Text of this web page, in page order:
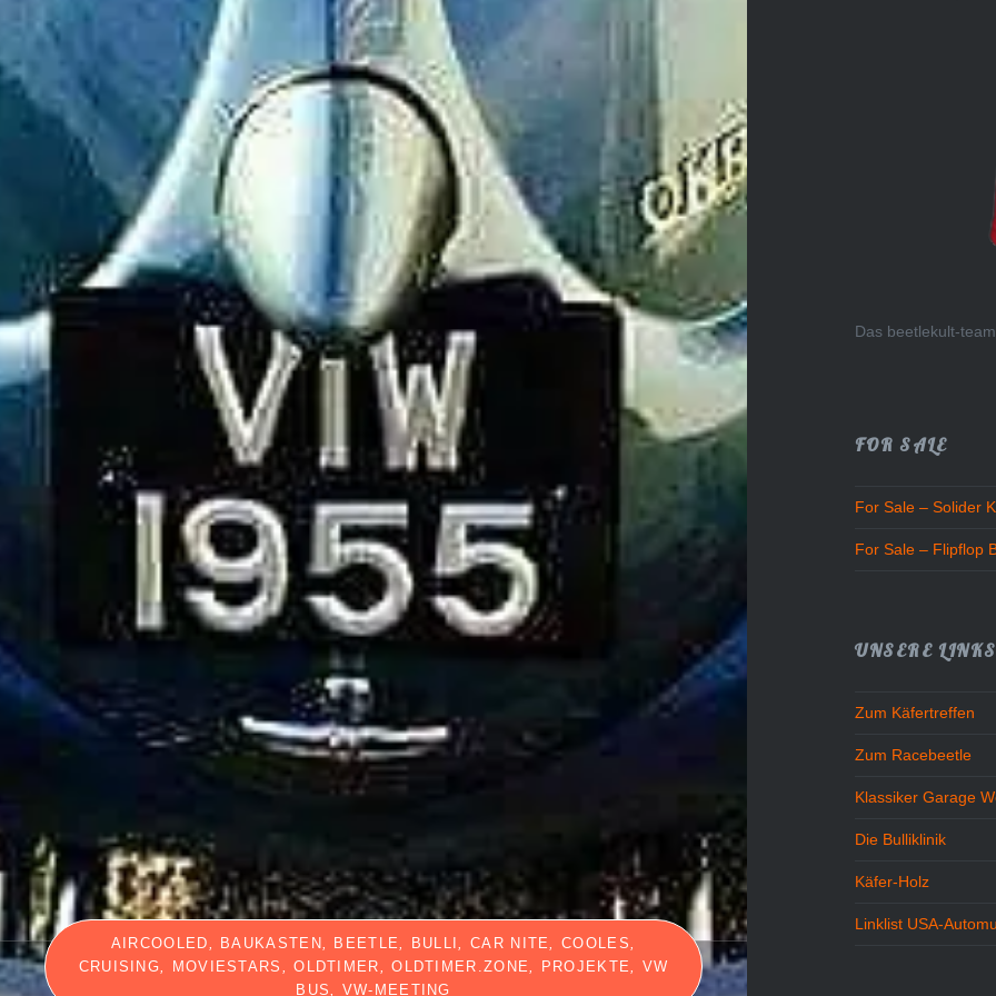
AIRCOOLED, BAUKASTEN, BEETLE, BULLI, CAR NITE,COOLES,
CRUISING, MOVIESTARS ,OLDTIMER,OLDTIMER.ZONE, PROJEKTE, VW
BUS, VW-MEETING
Das beetlekult-team
FOR SALE
For Sale – Solider
For Sale – Flipflop
UNSERE LINKS
Zum Käfertreffen
Zum Racebeetle
Klassiker Garage
Die Bulliklinik
Käfer-Holz
Linklist USA-